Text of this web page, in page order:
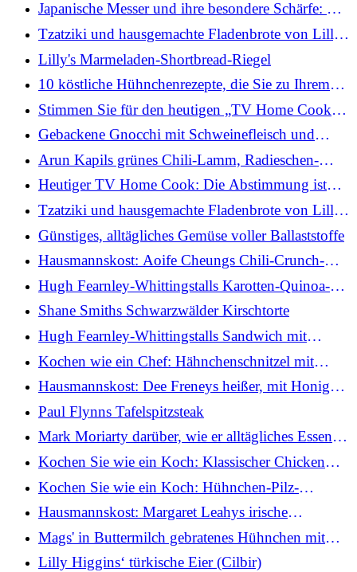
Japanische Messer und ihre besondere Schärfe: was
sie so einzigartig macht
Tzatziki und hausgemachte Fladenbrote von Lilly
Higgins
Lilly's Marmeladen-Shortbread-Riegel
10 köstliche Hühnchenrezepte, die Sie zu Ihrem
wöchentlichen Abendessenplan hinzufügen
können
Stimmen Sie für den heutigen „TV Home Cook“
ab
Gebackene Gnocchi mit Schweinefleisch und
Butternusskürbis von Rosaria Manchese
Arun Kapils grünes Chili-Lamm, Radieschen-
Minz-Salat, gefrorene Gurke
Heutiger TV Home Cook: Die Abstimmung ist
jetzt eröffnet!
Tzatziki und hausgemachte Fladenbrote von Lilly
Higgins
Günstiges, alltägliches Gemüse voller Ballaststoffe
Hausmannskost: Aoife Cheungs Chili-Crunch-
Schweinebauch mit Miso-Auberginen und Gurken
Hugh Fearnley-Whittingstalls Karotten-Quinoa-
Salat mit Bändern
Shane Smiths Schwarzwälder Kirschtorte
Hugh Fearnley-Whittingstalls Sandwich mit
gebratenen Pilzen und Kimchi-Sauerteig
Kochen wie ein Chef: Hähnchenschnitzel mit
Spiegelei und Caesar-Salat
Hausmannskost: Dee Freneys heißer, mit Honig
glasierter Lachs
Paul Flynns Tafelspitzsteak
Mark Moriarty darüber, wie er alltägliches Essen
noch besser schmecken lässt
Kochen Sie wie ein Koch: Klassischer Chicken
Chausseur
Kochen Sie wie ein Koch: Hühnchen-Pilz-
Pfannkuchen
Hausmannskost: Margaret Leahys irische
Fischpastete mit Brennnesselchampagner und
Blattsalat
Mags' in Buttermilch gebratenes Hühnchen mit
würziger Mayonnaise
Lilly Higgins‘ türkische Eier (Cilbir)